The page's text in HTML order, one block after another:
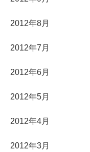
2012年8月
2012年7月
2012年6月
2012年5月
2012年4月
2012年3月